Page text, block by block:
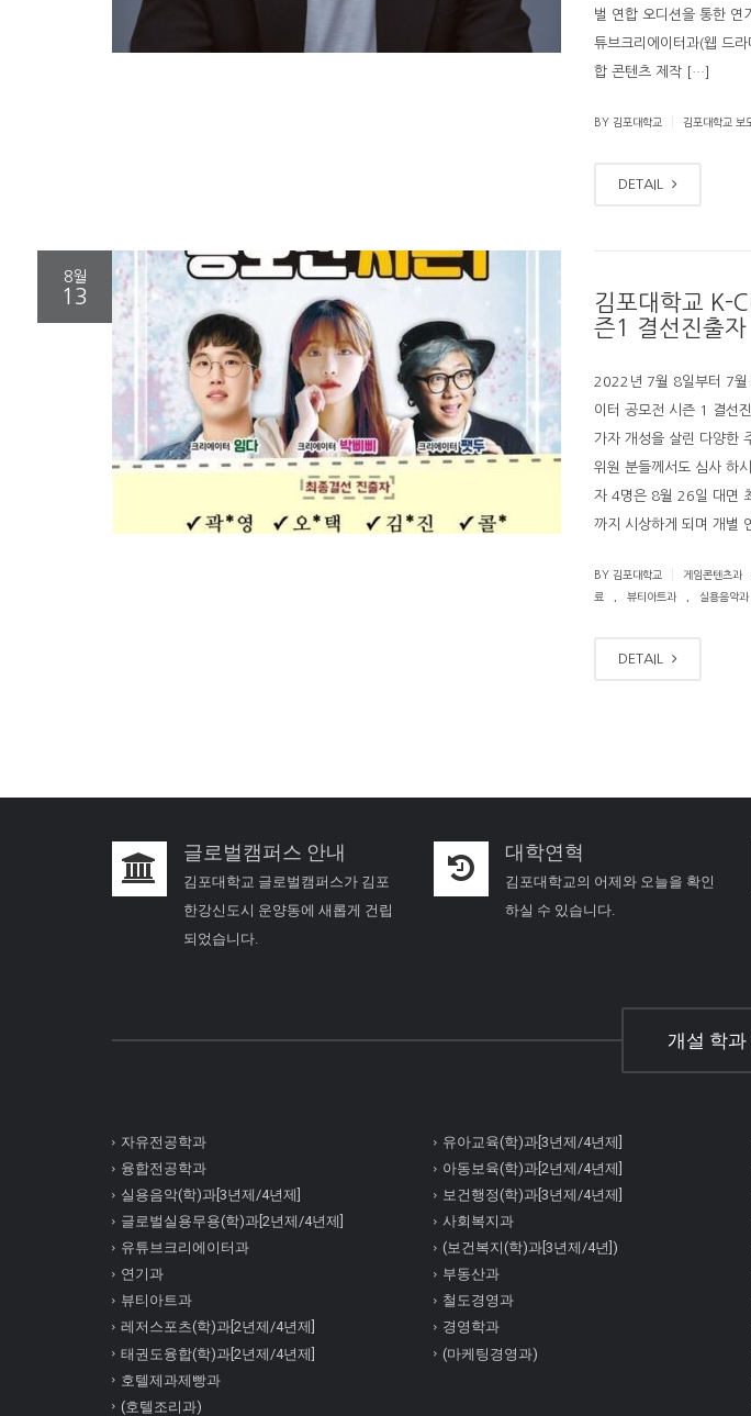
벌 연합 오디션을 통한 연
튜브크리에이터과(웹 드
합 콘텐츠 제작 […]
BY 김포대학교 김포대학교 보
DETAIL
8월
13
김포대학교 K-
즌1 결선진출자
2022년 7월 8일부터 7월
이터 공모전 시즌 1 결선
가자 개성을 살린 다양한
위원 분들께서도 심사 하
자 4명은 8월 26일 대면
까지 시상하게 되며 개별
BY 김포대학교 게임콘텐츠과
료
뷰티아트과 실용음악과
DETAIL
글로벌캠퍼스 안내
김포대학교 글로벌캠퍼스가 김포
한강신도시 운양동에 새롭게 건립
되었습니다.
대학연혁
김포대학교의 어제와 오늘을 확인
하실 수 있습니다.
개설 학과
자유전공학과
융합전공학과
실용음악(학)과[3년제/4년제]
글로벌실용무용(학)과[2년제/4년제]
유튜브크리에이터과
연기과
뷰티아트과
레저스포츠(학)과[2년제/4년제]
태권도융합(학)과[2년제/4년제]
호텔제과제빵과
(호텔조리과)
유아교육(학)과[3년제/4년제]
아동보육(학)과[2년제/4년제]
보건행정(학)과[3년제/4년제]
사회복지과
(보건복지(학)과[3년제/4년])
부동산과
철도경영과
경영학과
(마케팅경영과)